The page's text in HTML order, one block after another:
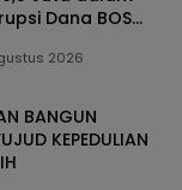
Dana BOS
2026
BANGUN
KEPEDULIAN